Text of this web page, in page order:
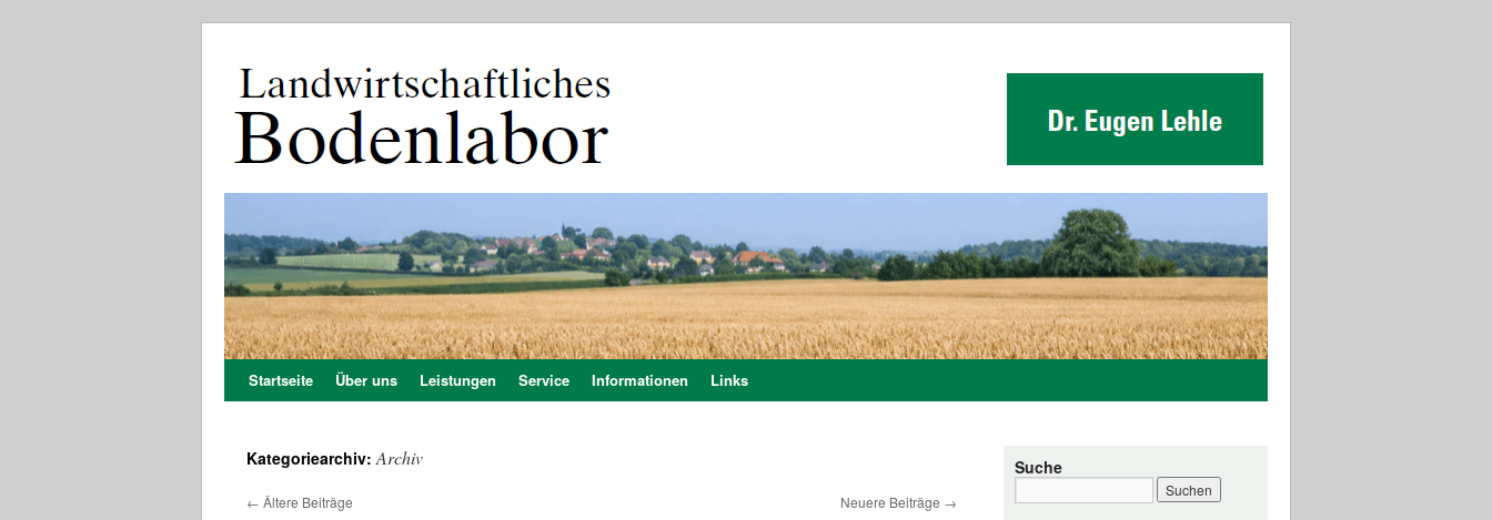
Zum
springen
Startseite Über uns Leistungen Service Informationen Links
Kategoriearchiv:Archiv
← Ältere Beiträge Neuere Beiträge →
Suche